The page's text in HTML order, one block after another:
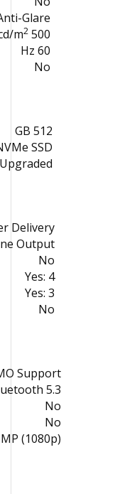
Glare
500 nits / cd/m
2
60 Hz
No
512 GB
SSD
Delivery
Output
No
Yes: 4
Yes: 3
No
Support
5.3
No
No
(1080p)